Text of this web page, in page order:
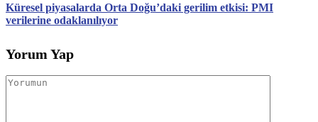
Küresel piyasalarda Orta Doğu’daki gerilim etkisi: PMI
verilerine odaklanılıyor
Yorum Yap